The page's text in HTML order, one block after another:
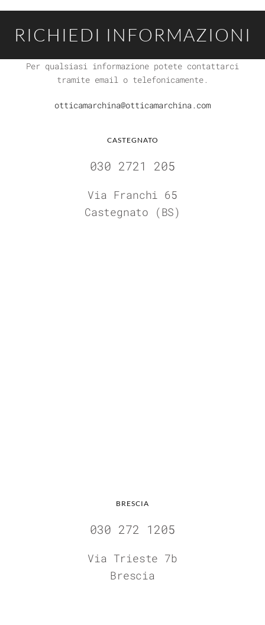
RICHIEDI INFORMAZIONI
Per qualsiasi informazione potete contattarci
tramite email o telefonicamente.
otticamarchina@otticamarchina.com
CASTEGNATO
030 2721 205
Via Franchi 65
Castegnato (BS)
BRESCIA
030 272 1205
Via Trieste 7b
Brescia